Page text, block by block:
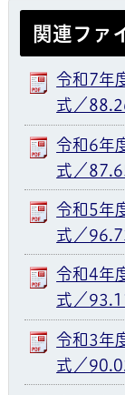
関連ファ
令和7年
式／
令和6年
式／
令和5年
式／
令和4年
式／
令和3年
式／